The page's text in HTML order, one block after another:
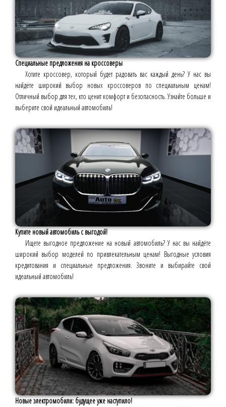
Специальные предложения на кроссоверы
Хотите кроссовер, который будет радовать вас каждый день? У нас вы
найдёте широкий выбор новых кроссоверов по специальным ценам!
Отличный выбор для тех, кто ценит комфорт и безопасность. Узнайте больше и
выберите свой идеальный автомобиль!
Купите новый автомобиль с выгодой!
Ищете выгодное предложение на новый автомобиль? У нас вы найдёте
широкий выбор моделей по привлекательным ценам! Выгодные условия
кредитования и специальные предложения. Звоните и выбирайте свой
идеальный автомобиль!
Новые электромобили: будущее уже наступило!